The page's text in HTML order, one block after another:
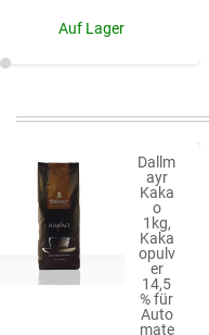
Auf Lager
Dallm
ayr
Kaka
o
1kg,
Kaka
opulv
er
14,5
% für
Auto
mate